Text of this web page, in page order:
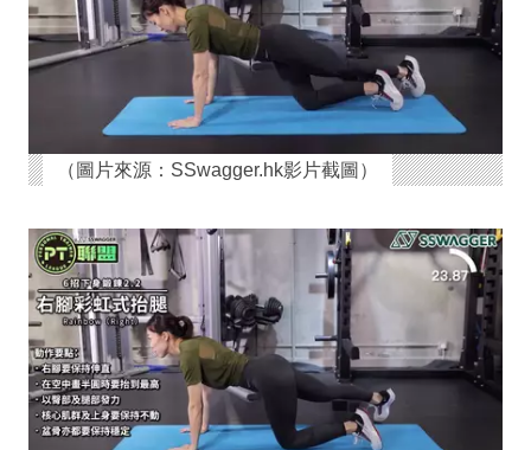
（圖片來源：SSwagger.hk影片截圖）